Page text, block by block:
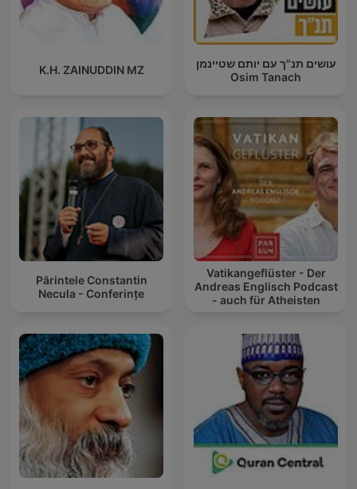
K.H. ZAINUDDIN MZ
עושים תנ"ך עם יותם שטיינמן
Osim Tanach
Părintele Constantin
Necula - Conferințe
Vatikangeflüster - Der
Andreas Englisch Podcast
- auch für Atheisten